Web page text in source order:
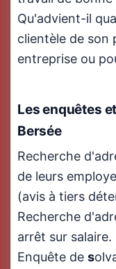
Qu'advient-il
clientèle de son
entreprise ou
Les enquêtes
Bersée
Recherche
de leurs
(avis à tiers
Recherche
arrêt sur salaire.
Enquête de s